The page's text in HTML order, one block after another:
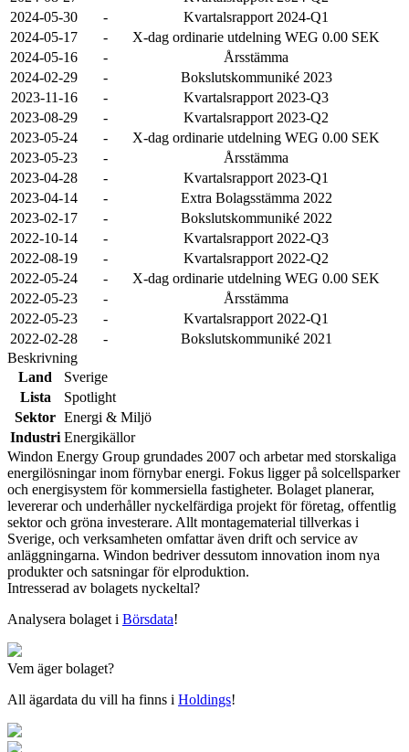
2024-05-30
-
Kvartalsrapport 2024-Q1
2024-05-17
-
X-dag ordinarie utdelning WEG 0.00 SEK
2024-05-16
-
Årsstämma
2024-02-29
-
Bokslutskommuniké 2023
2023-11-16
-
Kvartalsrapport 2023-Q3
2023-08-29
-
Kvartalsrapport 2023-Q2
2023-05-24
-
X-dag ordinarie utdelning WEG 0.00 SEK
2023-05-23
-
Årsstämma
2023-04-28
-
Kvartalsrapport 2023-Q1
2023-04-14
-
Extra Bolagsstämma 2022
2023-02-17
-
Bokslutskommuniké 2022
2022-10-14
-
Kvartalsrapport 2022-Q3
2022-08-19
-
Kvartalsrapport 2022-Q2
2022-05-24
-
X-dag ordinarie utdelning WEG 0.00 SEK
2022-05-23
-
Årsstämma
2022-05-23
-
Kvartalsrapport 2022-Q1
2022-02-28
-
Bokslutskommuniké 2021
Beskrivning
Land
Sverige
Lista
Spotlight
Sektor Energi & Miljö
Industri Energikällor
Windon Energy Group grundades 2007 och arbetar med storskaliga
energilösningar inom förnybar energi. Fokus ligger på solcellsparker
och energisystem för kommersiella fastigheter. Bolaget planerar,
levererar och underhåller nyckelfärdiga projekt för företag, offentlig
sektor och gröna investerare. Allt montagematerial tillverkas i
Sverige, och verksamheten omfattar även drift och service av
anläggningarna. Windon bedriver dessutom innovation inom nya
produkter och satsningar för elproduktion.
Intresserad av bolagets nyckeltal?
Analysera bolaget i Börsdata!
Vem äger bolaget?
All ägardata du vill ha finns i Holdings!